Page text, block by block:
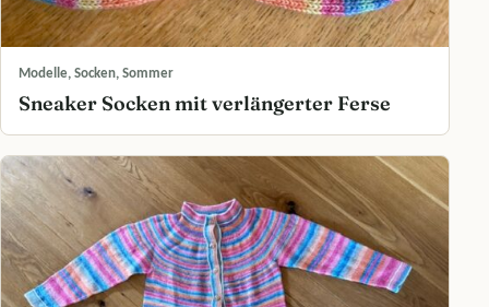
Modelle, Socken, Sommer
Sneaker Socken mit verlängerter Ferse